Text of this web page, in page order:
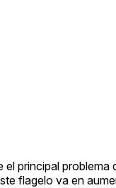
principal
flagelo va en